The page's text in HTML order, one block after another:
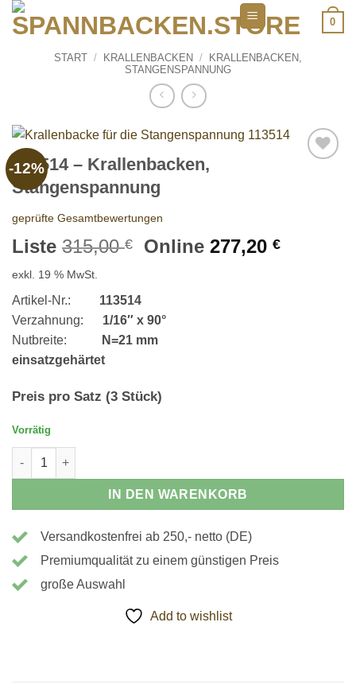
Zum
Inhalt
0
START / KRALLENBACKEN /
KRALLENBACKEN,
STANGENSPANNUNG
-12%
113514 – Krallenbacken,
Stangenspannung
geprüfte Gesamtbewertungen
Liste 315,00€
Ursprünglicher
Online 277,20€
exkl. 19 % MwSt.
Artikel-Nr.: 113514
Verzahnung: 1/16″ x 90°
Nutbreite:
N=21 mm
einsatzgehärtet
Preis pro Satz (3 Stück)
Vorrätig
113514 - Krallenbacken, Stangenspannung Menge
IN DEN WARENKORB
Versandkostenfrei ab 250,- netto (DE)
Premiumqualität zu einem günstigen Preis
große Auswahl
Add to wishlist